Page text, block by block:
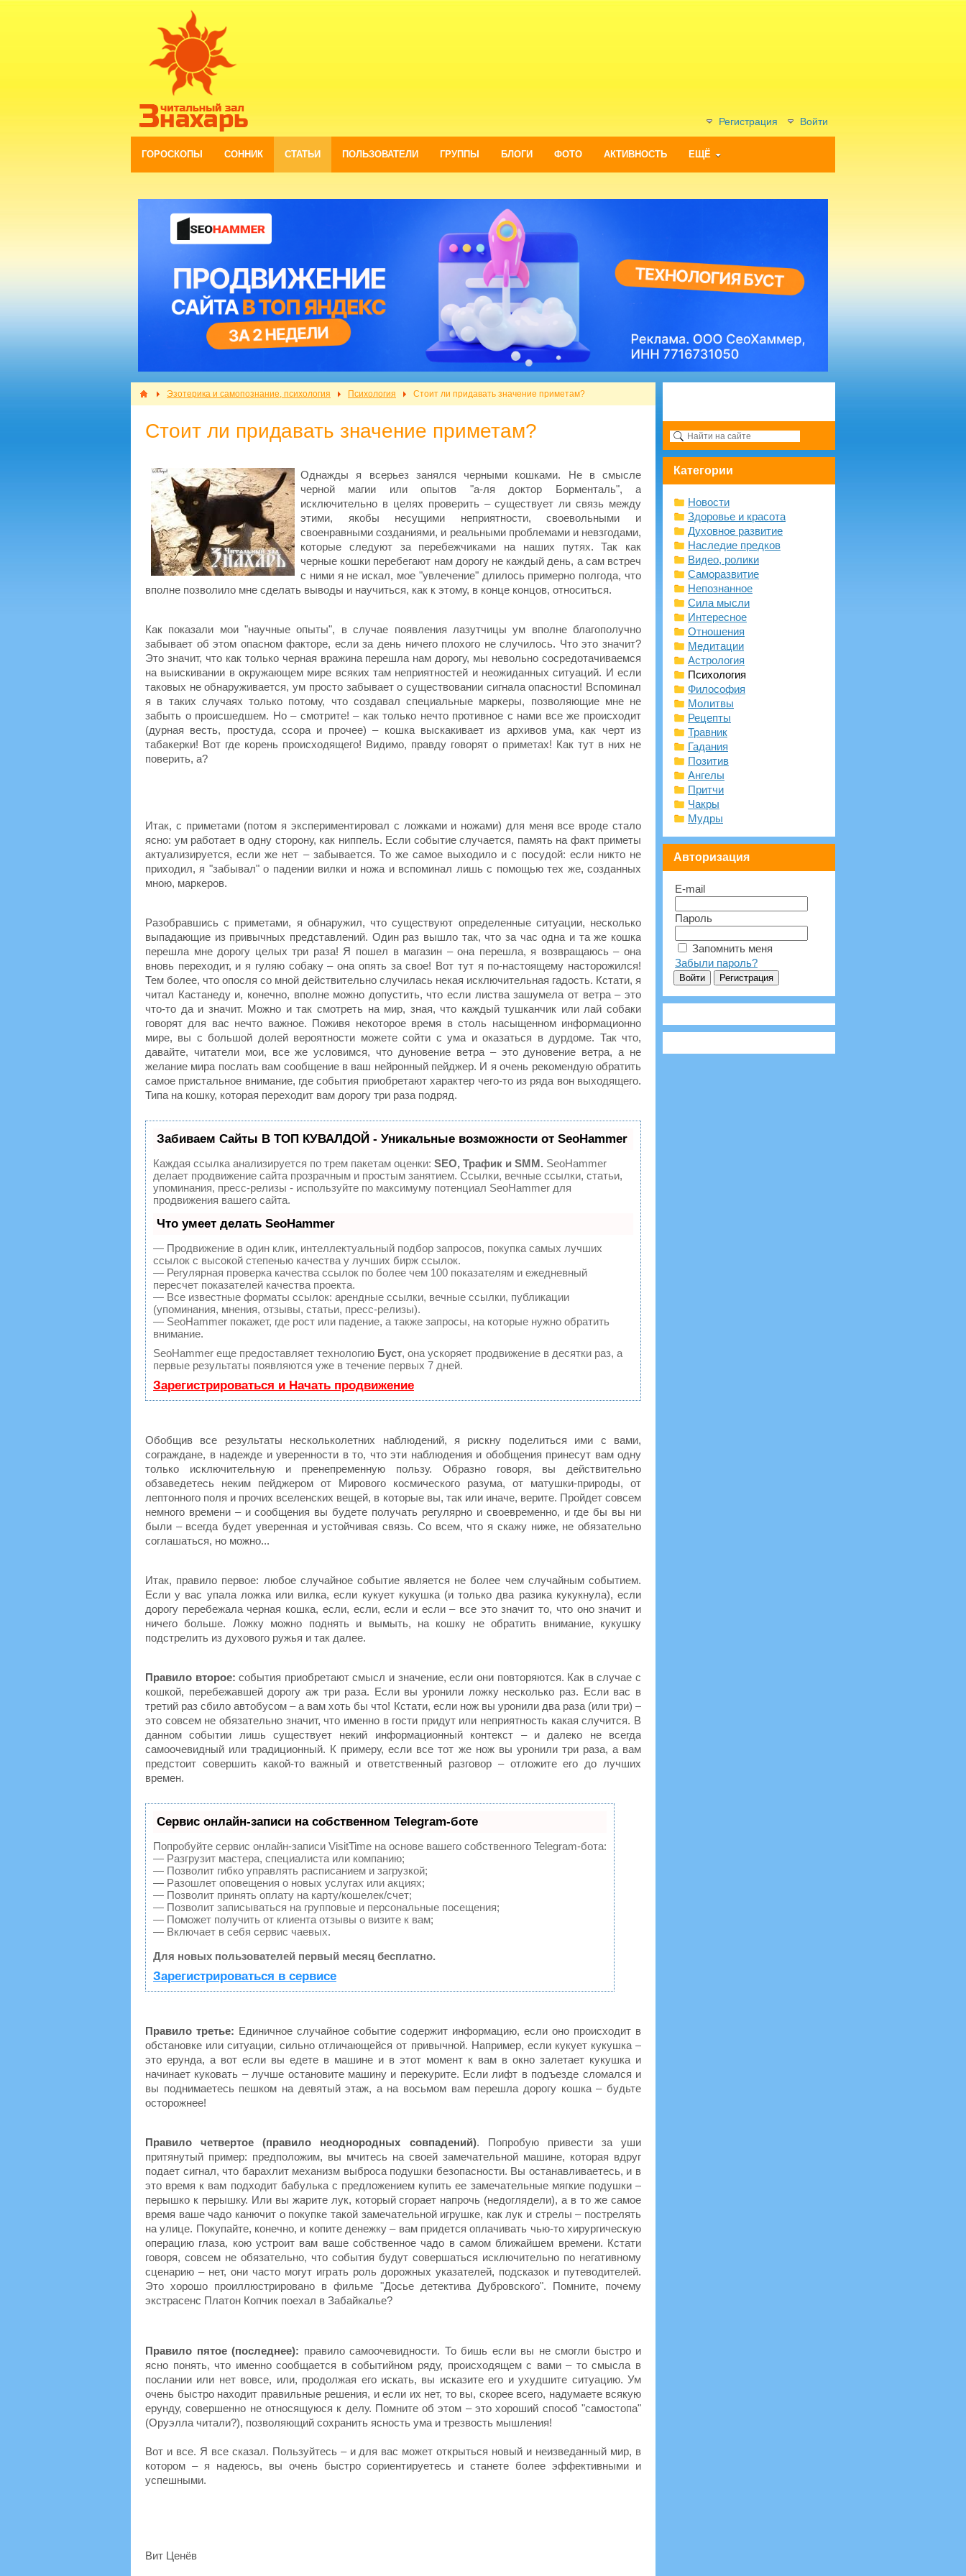
Регистрация Войти
ГОРОСКОПЫ СОННИК СТАТЬИ ПОЛЬЗОВАТЕЛИ ГРУППЫ БЛОГИ ФОТО АКТИВНОСТЬ ЕЩЁ
Эзотерика и самопознание, психология Психология Стоит ли придавать значение приметам?
Стоит ли придавать значение приметам?
Однажды я всерьез занялся черными кошками. Не в смысле
черной магии или опытов "а-ля доктор Борменталь", а
исключительно в целях проверить – существует ли связь между
этими, якобы несущими неприятности, своевольными и
своенравными созданиями, и реальными проблемами и невзгодами,
которые следуют за перебежчиками на наших путях. Так как
черные кошки перебегают нам дорогу не каждый день, а сам встреч
с ними я не искал, мое "увлечение" длилось примерно полгода, что
вполне позволило мне сделать выводы и научиться, как к этому, в конце концов, относиться.
Как показали мои "научные опыты", в случае появления лазутчицы ум вполне благополучно
забывает об этом опасном факторе, если за день ничего плохого не случилось. Что это значит?
Это значит, что как только черная вражина перешла нам дорогу, мы невольно сосредотачиваемся
на выискивании в окружающем мире всяких там неприятностей и неожиданных ситуаций. И если
таковых не обнаруживается, ум просто забывает о существовании сигнала опасности! Вспоминал
я в таких случаях только потому, что создавал специальные маркеры, позволяющие мне не
забыть о происшедшем. Но – смотрите! – как только нечто противное с нами все же происходит
(дурная весть, простуда, ссора и прочее) – кошка выскакивает из архивов ума, как черт из
табакерки! Вот где корень происходящего! Видимо, правду говорят о приметах! Как тут в них не
поверить, а?
Итак, с приметами (потом я экспериментировал с ложками и ножами) для меня все вроде стало
ясно: ум работает в одну сторону, как ниппель. Если событие случается, память на факт приметы
актуализируется, если же нет – забывается. То же самое выходило и с посудой: если никто не
приходил, я "забывал" о падении вилки и ножа и вспоминал лишь с помощью тех же, созданных
мною, маркеров.
Разобравшись с приметами, я обнаружил, что существуют определенные ситуации, несколько
выпадающие из привычных представлений. Один раз вышло так, что за час одна и та же кошка
перешла мне дорогу целых три раза! Я пошел в магазин – она перешла, я возвращаюсь – она
вновь переходит, и я гуляю собаку – она опять за свое! Вот тут я по-настоящему насторожился!
Тем более, что опосля со мной действительно случилась некая исключительная гадость. Кстати, я
читал Кастанеду и, конечно, вполне можно допустить, что если листва зашумела от ветра – это
что-то да и значит. Можно и так смотреть на мир, зная, что каждый тушканчик или лай собаки
говорят для вас нечто важное. Поживя некоторое время в столь насыщенном информационно
мире, вы с большой долей вероятности можете сойти с ума и оказаться в дурдоме. Так что,
давайте, читатели мои, все же условимся, что дуновение ветра – это дуновение ветра, а не
желание мира послать вам сообщение в ваш нейронный пейджер. И я очень рекомендую обратить
самое пристальное внимание, где события приобретают характер чего-то из ряда вон выходящего.
Типа на кошку, которая переходит вам дорогу три раза подряд.
Забиваем Сайты В ТОП КУВАЛДОЙ - Уникальные возможности от SeoHammer
Каждая ссылка анализируется по трем пакетам оценки: SEO, Трафик и SMM. SeoHammer
делает продвижение сайта прозрачным и простым занятием. Ссылки, вечные ссылки, статьи,
упоминания, пресс-релизы - используйте по максимуму потенциал SeoHammer для
продвижения вашего сайта.
Что умеет делать SeoHammer
— Продвижение в один клик, интеллектуальный подбор запросов, покупка самых лучших
ссылок с высокой степенью качества у лучших бирж ссылок.
— Регулярная проверка качества ссылок по более чем 100 показателям и ежедневный
пересчет показателей качества проекта.
— Все известные форматы ссылок: арендные ссылки, вечные ссылки, публикации
(упоминания, мнения, отзывы, статьи, пресс-релизы).
— SeoHammer покажет, где рост или падение, а также запросы, на которые нужно обратить
внимание.
SeoHammer еще предоставляет технологию Буст, она ускоряет продвижение в десятки раз, а
первые результаты появляются уже в течение первых 7 дней.
Зарегистрироваться и Начать продвижение
Обобщив все результаты нескольколетних наблюдений, я рискну поделиться ими с вами,
сограждане, в надежде и уверенности в то, что эти наблюдения и обобщения принесут вам одну
только исключительную и пренепременную пользу. Образно говоря, вы действительно
обзаведетесь неким пейджером от Мирового космического разума, от матушки-природы, от
лептонного поля и прочих вселенских вещей, в которые вы, так или иначе, верите. Пройдет совсем
немного времени – и сообщения вы будете получать регулярно и своевременно, и где бы вы ни
были – всегда будет уверенная и устойчивая связь. Со всем, что я скажу ниже, не обязательно
соглашаться, но можно...
Итак, правило первое: любое случайное событие является не более чем случайным событием.
Если у вас упала ложка или вилка, если кукует кукушка (и только два разика кукукнула), если
дорогу перебежала черная кошка, если, если, если и если – все это значит то, что оно значит и
ничего больше. Ложку можно поднять и вымыть, на кошку не обратить внимание, кукушку
подстрелить из духового ружья и так далее.
Правило второе: события приобретают смысл и значение, если они повторяются. Как в случае с
кошкой, перебежавшей дорогу аж три раза. Если вы уронили ложку несколько раз. Если вас в
третий раз сбило автобусом – а вам хоть бы что! Кстати, если нож вы уронили два раза (или три) –
это совсем не обязательно значит, что именно в гости придут или неприятность какая случится. В
данном событии лишь существует некий информационный контекст – и далеко не всегда
самоочевидный или традиционный. К примеру, если все тот же нож вы уронили три раза, а вам
предстоит совершить какой-то важный и ответственный разговор – отложите его до лучших
времен.
Сервис онлайн-записи на собственном Telegram-боте
Попробуйте сервис онлайн-записи VisitTime на основе вашего собственного Telegram-бота:
— Разгрузит мастера, специалиста или компанию;
— Позволит гибко управлять расписанием и загрузкой;
— Разошлет оповещения о новых услугах или акциях;
— Позволит принять оплату на карту/кошелек/счет;
— Позволит записываться на групповые и персональные посещения;
— Поможет получить от клиента отзывы о визите к вам;
— Включает в себя сервис чаевых.
Для новых пользователей первый месяц бесплатно.
Зарегистрироваться в сервисе
Правило третье: Единичное случайное событие содержит информацию, если оно происходит в
обстановке или ситуации, сильно отличающейся от привычной. Например, если кукует кукушка –
это ерунда, а вот если вы едете в машине и в этот момент к вам в окно залетает кукушка и
начинает куковать – лучше остановите машину и перекурите. Если лифт в подъезде сломался и
вы поднимаетесь пешком на девятый этаж, а на восьмом вам перешла дорогу кошка – будьте
осторожнее!
Правило четвертое (правило неоднородных совпадений). Попробую привести за уши
притянутый пример: предположим, вы мчитесь на своей замечательной машине, которая вдруг
подает сигнал, что барахлит механизм выброса подушки безопасности. Вы останавливаетесь, и в
это время к вам подходит бабулька с предложением купить ее замечательные мягкие подушки –
перышко к перышку. Или вы жарите лук, который сгорает напрочь (недоглядели), а в то же самое
время ваше чадо канючит о покупке такой замечательной игрушке, как лук и стрелы – пострелять
на улице. Покупайте, конечно, и копите денежку – вам придется оплачивать чью-то хирургическую
операцию глаза, кою устроит вам ваше собственное чадо в самом ближайшем времени. Кстати
говоря, совсем не обязательно, что события будут совершаться исключительно по негативному
сценарию – нет, они часто могут играть роль дорожных указателей, подсказок и путеводителей.
Это хорошо проиллюстрировано в фильме "Досье детектива Дубровского". Помните, почему
экстрасенс Платон Копчик поехал в Забайкалье?
Правило пятое (последнее): правило самоочевидности. То бишь если вы не смогли быстро и
ясно понять, что именно сообщается в событийном ряду, происходящем с вами – то смысла в
послании или нет вовсе, или, продолжая его искать, вы исказите его и ухудшите ситуацию. Ум
очень быстро находит правильные решения, и если их нет, то вы, скорее всего, надумаете всякую
ерунду, совершенно не относящуюся к делу. Помните об этом – это хороший способ "самостопа"
(Оруэлла читали?), позволяющий сохранить ясность ума и трезвость мышления!
Вот и все. Я все сказал. Пользуйтесь – и для вас может открыться новый и неизведанный мир, в
котором – я надеюсь, вы очень быстро сориентируетесь и станете более эффективными и
успешными.
Вит Ценёв
Категории
Новости
Здоровье и красота
Духовное развитие
Наследие предков
Видео, ролики
Саморазвитие
Непознанное
Сила мысли
Интересное
Отношения
Медитации
Астрология
Психология
Философия
Молитвы
Рецепты
Травник
Гадания
Позитив
Ангелы
Притчи
Чакры
Мудры
Авторизация
E-mail
Пароль
Запомнить меня
Забыли пароль?